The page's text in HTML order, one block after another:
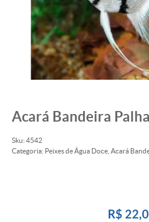
Acará Bandeira
Sku: 4542
Categoria: Peixes de Água Doce Acará
R$